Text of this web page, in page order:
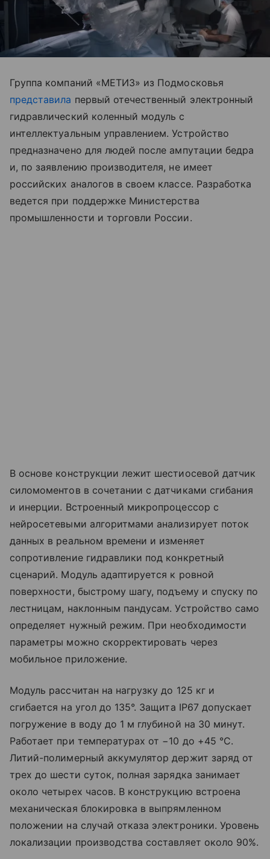
Группа компаний «МЕТИЗ» из Подмосковья
представила первый отечественный электронный
гидравлический коленный модуль с
интеллектуальным управлением. Устройство
предназначено для людей после ампутации бедра
и, по заявлению производителя, не имеет
российских аналогов в своем классе. Разработка
ведется при поддержке Министерства
промышленности и торговли России.
В основе конструкции лежит шестиосевой датчик
силомоментов в сочетании с датчиками сгибания
и инерции. Встроенный микропроцессор с
нейросетевыми алгоритмами анализирует поток
данных в реальном времени и изменяет
сопротивление гидравлики под конкретный
сценарий. Модуль адаптируется к ровной
поверхности, быстрому шагу, подъему и спуску по
лестницам, наклонным пандусам. Устройство само
определяет нужный режим. При необходимости
параметры можно скорректировать через
мобильное приложение.
Модуль рассчитан на нагрузку до 125 кг и
сгибается на угол до 135°. Защита IP67 допускает
погружение в воду до 1 м глубиной на 30 минут.
Работает при температурах от −10 до +45 °C.
Литий-полимерный аккумулятор держит заряд от
трех до шести суток, полная зарядка занимает
около четырех часов. В конструкцию встроена
механическая блокировка в выпрямленном
положении на случай отказа электроники. Уровень
локализации производства составляет около 90%.